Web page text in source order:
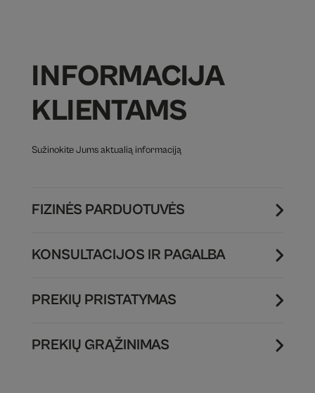
INFORMACIJA
KLIENTAMS
Sužinokite Jums aktualią informaciją
FIZINĖS PARDUOTUVĖS
KONSULTACIJOS IR PAGALBA
PREKIŲ PRISTATYMAS
PREKIŲ GRĄŽINIMAS